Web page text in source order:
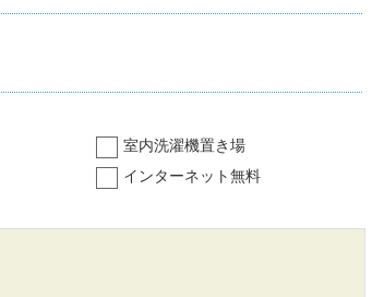
室内洗濯機置き場
インターネット無料